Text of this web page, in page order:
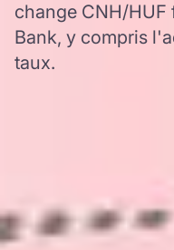
change CNH/
Bank, y compris
taux.